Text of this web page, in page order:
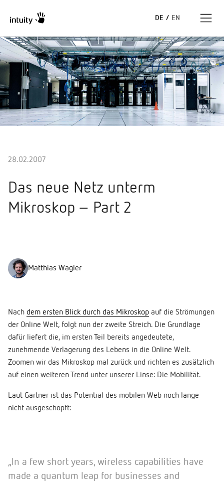
DE / EN
Expertise
Erfolgsgeschichten
Insights
28.02.2007
Das neue Netz unterm
Mikroskop – Part 2
Matthias Wagler
Nach dem ersten Blick durch das Mikroskop auf die Strömungen
der Online Welt, folgt nun der zweite Streich. Die Grundlage
dafür liefert die, im ersten Teil bereits angedeutete,
zunehmende Verlagerung des Lebens in die Online Welt.
Zoomen wir das Mikroskop mal zurück und richten es zusätzlich
auf einen weiteren Trend unter unserer Linse: Die Mobilität.
Laut Gartner ist das Potential des mobilen Web noch lange
nicht ausgeschöpft:
„In a few short years, wireless capabilities have
made a quantum leap for businesses and